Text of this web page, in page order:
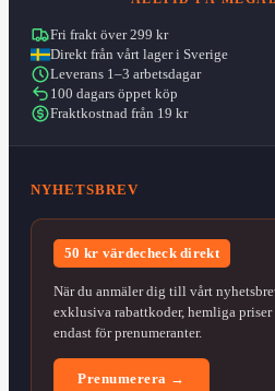
Fri frakt över 299 kr
Direkt från vårt lager i Sverige
Leverans 1–3 arbetsdagar
100 dagars öppet köp
Fraktkostnad från 19 kr
NYHETSBREV
50 kr värdecheck direkt
När du anmäler dig till vårt
exklusiva rabattkoder, hemliga
endast för prenumeranter.
Prenumerera →